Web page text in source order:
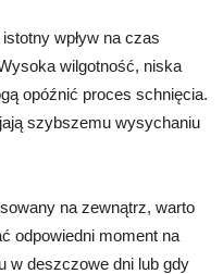
wpływ na czas
wilgotność, niska
opóźnić proces schnięcia.
szybszemu wysychaniu
na zewnątrz, warto
odpowiedni moment na
w deszczowe dni lub gdy